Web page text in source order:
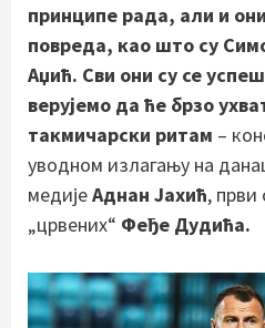
принципе рада, али и
повреда, као што су
Аџић. Сви они су се
верујемо да ће брзо
такмичарски ритам –
уводном излагању на
медијеАднан Јахић, први
„црвених“ Феђе Дудића.